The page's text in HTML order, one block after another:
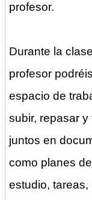
profesor.
Durante la
profesor
espacio de
subir, repasar y
juntos en
como planes de
estudio, tareas,